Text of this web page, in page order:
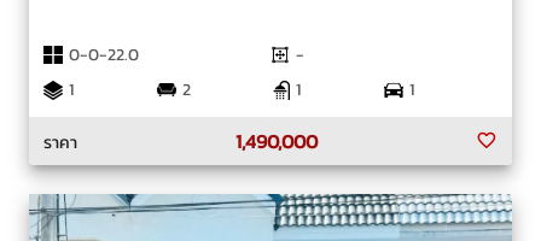
0-0-22.0
-
1
2 1
1
ราคา
1,490,000